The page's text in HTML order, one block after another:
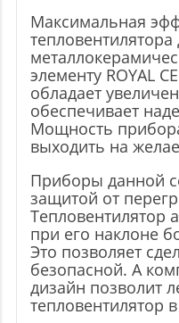
Максимальная
тепловентилятора
элементу ROYAL
обладает
обеспечивает
Мощность
выходить на
Приборы данной
защитой от
Тепловентилятор
при его наклоне
Это позволяет
безопасной. А
дизайн позволит
тепловентилятор